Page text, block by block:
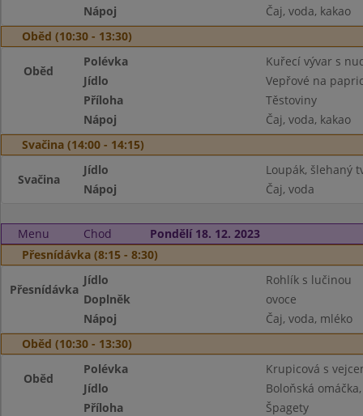
Nápoj
Čaj, voda, kakao
Oběd (10:30 - 13:30)
Oběd
Polévka
Kuřecí vývar s
Jídlo
Vepřové na
Příloha
Těstoviny
Nápoj
Čaj, voda, kakao
Svačina (14:00 - 14:15)
Svačina
Jídlo
Loupák, šlehaný
Nápoj
Čaj, voda
Menu Chod
Pondělí 18. 12. 2023
Přesnídávka (8:15 - 8:30)
Přesnídávka
Jídlo
Rohlík s lučinou
Doplněk
ovoce
Nápoj
Čaj, voda, mléko
Oběd (10:30 - 13:30)
Oběd
Polévka
Krupicová s
Jídlo
Boloňská
Příloha
Špagety